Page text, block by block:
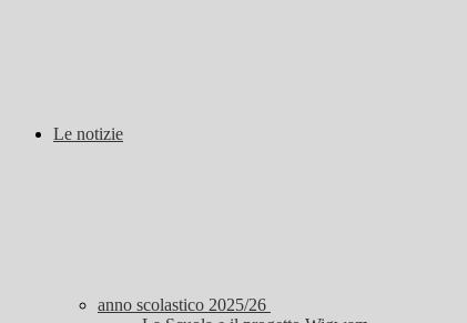
Le notizie
anno scolastico 2025/26